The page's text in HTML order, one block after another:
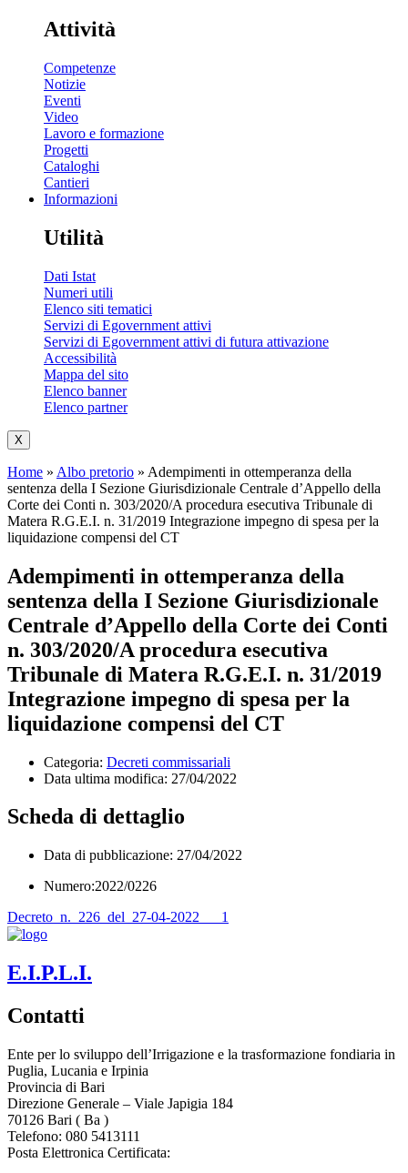
Attività
Competenze
Notizie
Eventi
Video
Lavoro e formazione
Progetti
Cataloghi
Cantieri
Informazioni
Utilità
Dati Istat
Numeri utili
Elenco siti tematici
Servizi di Egovernment attivi
Servizi di Egovernment attivi di futura attivazione
Accessibilità
Mappa del sito
Elenco banner
Elenco partner
X
Home » Albo pretorio » Adempimenti in ottemperanza della
sentenza della I Sezione Giurisdizionale Centrale d’Appello della
Corte dei Conti n. 303/2020/A procedura esecutiva Tribunale di
Matera R.G.E.I. n. 31/2019 Integrazione impegno di spesa per la
liquidazione compensi del CT
Adempimenti in ottemperanza della
sentenza della I Sezione Giurisdizionale
Centrale d’Appello della Corte dei Conti
n. 303/2020/A procedura esecutiva
Tribunale di Matera R.G.E.I. n. 31/2019
Integrazione impegno di spesa per la
liquidazione compensi del CT
Categoria: Decreti commissariali
Data ultima modifica: 27/04/2022
Scheda di dettaglio
Data di pubblicazione: 27/04/2022
Numero:2022/0226
Decreto_n._226_del_27-04-2022___1
E.I.P.L.I.
Contatti
Ente per lo sviluppo dell’Irrigazione e la trasformazione fondiaria in
Puglia, Lucania e Irpinia
Provincia di Bari
Direzione Generale – Viale Japigia 184
70126 Bari ( Ba )
Telefono: 080 5413111
Posta Elettronica Certificata: